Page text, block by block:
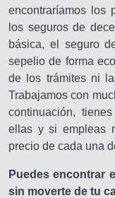
encontraríamos los
los seguros de
básica, el seguro
sepelio de forma
de los trámites ni
Trabajamos con
continuación,
ellas y si empleas
precio de cada una
Puedes encontrar
sin moverte de tu